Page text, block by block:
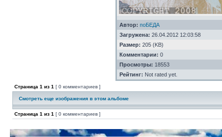
Автор: поБЕДА
Загружена: 26.04.2012 12:03:58
Размер: 205 (KB)
Комментарии: 0
Просмотры: 18553
Рейтинг: Not rated yet.
Страница 1 из 1 [ 0 комментариев ]
Смотреть еще изображения в этом альбоме
Страница 1 из 1 [ 0 комментариев ]